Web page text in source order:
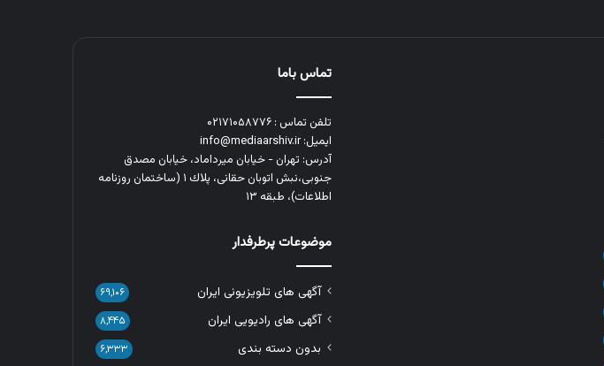
تماس باما
تلفن تماس : ۰۲۱۷۱۰۵۸۷۷۶
ایمیل: info@mediaarshiv.ir
آدرس: تهران - خیابان میرداماد، خیابان مصدق
جنوبی،نبش اتوبان حقانی، پلاك ١ (ساختمان روزنامه
اطلاعات)، طبقه ۱۳
موضوعات پرطرفدار
آگهی های تلویزیونی ایران ۶۹,۱۰۶
آگهی های رادیویی ایران ۸,۴۴۵
بدون دسته بندی ۶,۳۳۳